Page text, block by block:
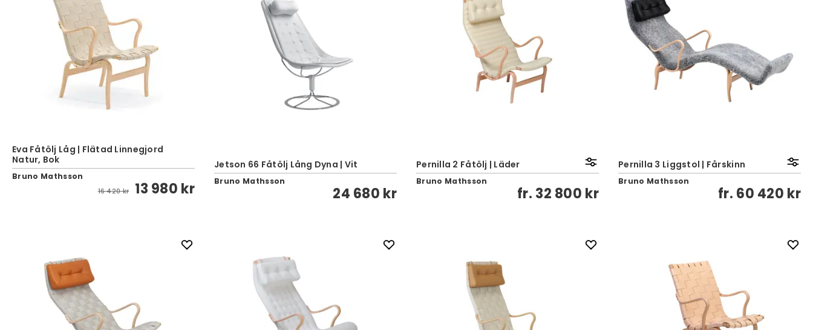
Eva Fåtölj Låg | Flätad Linnegjord
Natur, Bok
Bruno Mathsson
16 420 kr 13 980 kr
Jetson 66 Fåtölj Lång Dyna | Vit
Bruno Mathsson
24 680 kr
Pernilla 2 Fåtölj | Läder
Bruno Mathsson
fr. 32 800 kr
Pernilla 3 Liggstol | Fårskinn
Bruno Mathsson
fr. 60 420 kr